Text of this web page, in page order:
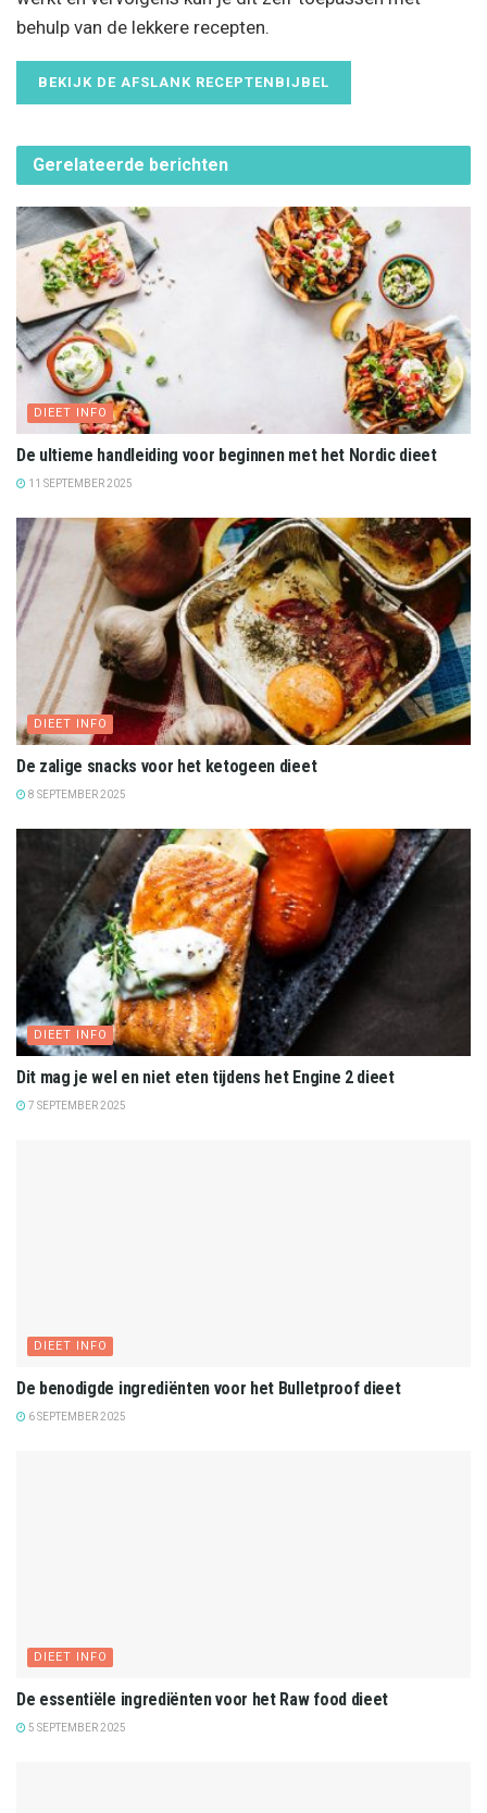
behulp van de lekkere recepten.
BEKIJK DE AFSLANK RECEPTENBIJBEL
Gerelateerde berichten
DIEET INFO
De ultieme handleiding voor beginnen met het Nordic dieet
11 SEPTEMBER 2025
DIEET INFO
De zalige snacks voor het ketogeen dieet
8 SEPTEMBER 2025
DIEET INFO
Dit mag je wel en niet eten tijdens het Engine 2 dieet
7 SEPTEMBER 2025
DIEET INFO
De benodigde ingrediënten voor het Bulletproof dieet
6 SEPTEMBER 2025
DIEET INFO
De essentiële ingrediënten voor het Raw food dieet
5 SEPTEMBER 2025